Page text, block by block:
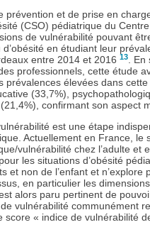
prévention et de prise en
(CSO) pédiatrique du
de vulnérabilité pouvant
en étudiant leur
entre 2014 et 2016 13
.
professionnels, cette étude
prévalences élevées dans
(33,7%),
confirmant son aspect
est une étape
Actuellement en France, le
vulnérabilité chez l’adulte et
les situations d’obésité
et non de l’enfant et n’explore
en particulier les
est alors paru pertinent de
vulnérabilité communément
score « indice de vulnérabilité